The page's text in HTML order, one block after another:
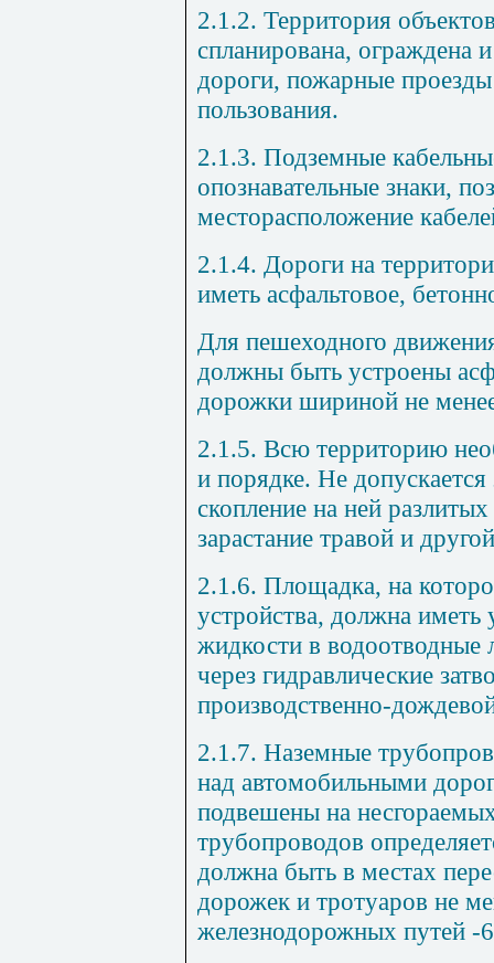
2.1.2. Территория
спланирована, ограждена
дороги, пожарные
пользования.
2.1.3. Подземные
опознавательные знаки,
месторасположение
2.1.4. Дороги на
иметь асфальтовое,
Для пешеходного
должны быть устроены
дорожки шириной не
2.1.5. Всю территорию
и порядке. Не
скопление на ней
зарастание травой и
2.1.6. Площадка, на
устройства, должна
жидкости в водоотводные
через гидравлические
производственно-
2.1.7. Наземные
над автомобильными
подвешены на
трубопроводов
должна быть в местах
дорожек и тротуаров не
железнодорожных путей -